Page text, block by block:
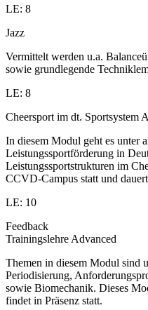
LE: 8
Jazz
Vermittelt werden u.a.
sowie grundlegende
LE: 8
Cheersport im dt. Sportsystem
In diesem Modul geht es unter
Leistungssportförderung in
Leistungssportstrukturen im
CCVD-Campus statt und
LE: 10
Feedback
Trainingslehre Advanced
Themen in diesem Modul sind
Periodisierung,
sowie Biomechanik. Dieses
findet in Präsenz statt.